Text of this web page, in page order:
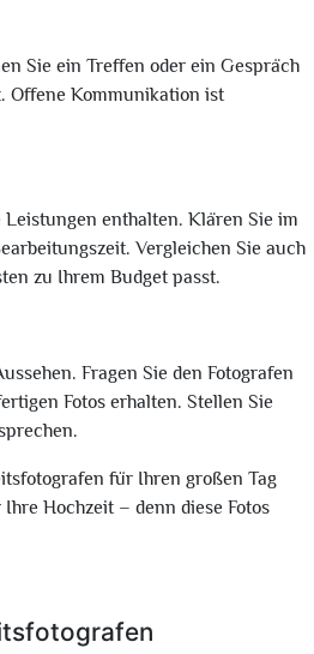
Sie ein Treffen oder ein Gespräch
Offene Kommunikation ist
enthalten. Klären Sie im
Vergleichen Sie auch
zu Ihrem Budget passt.
Fragen Sie den Fotografen
Fotos erhalten. Stellen Sie
für Ihren großen Tag
Hochzeit – denn diese Fotos